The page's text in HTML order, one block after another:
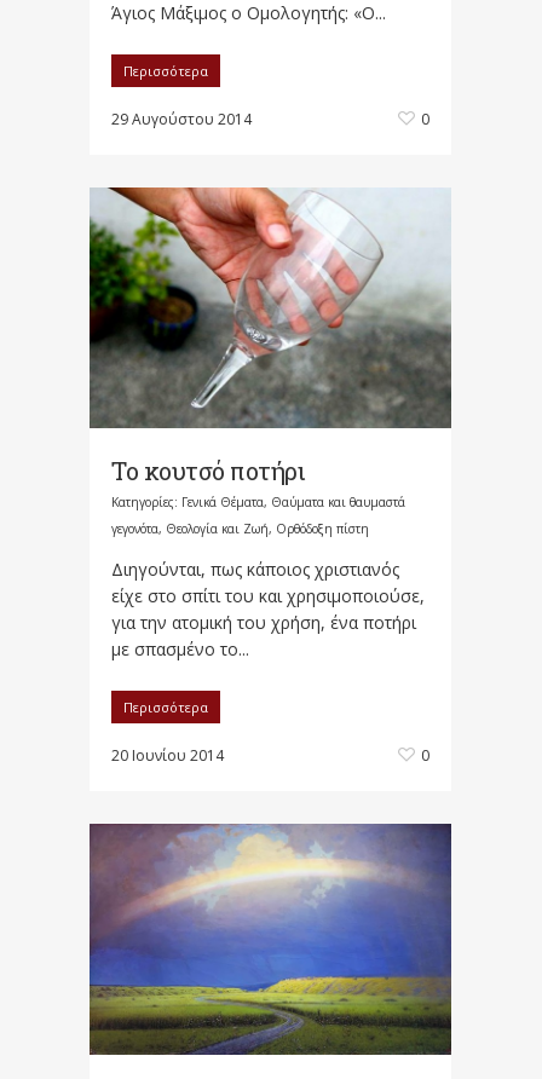
Άγιος Μάξιμος ο Ομολογητής: «Ο...
Περισσότερα
29 Αυγούστου 2014 0
Το κουτσό ποτήρι
Κατηγορίες: Γενικά Θέματα, Θαύματα και θαυμαστά
γεγονότα, Θεολογία και Ζωή, Ορθόδοξη πίστη
Διηγούνται, πως κάποιος χριστιανός
είχε στο σπίτι του και χρησιμοποιούσε,
για την ατομική του χρήση, ένα ποτήρι
με σπασμένο το...
Περισσότερα
20 Ιουνίου 2014 0